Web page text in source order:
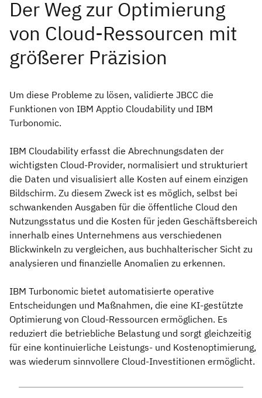
Um diese Probleme zu lösen, validierte JBCC die
Funktionen von IBM Apptio Cloudability und IBM
Turbonomic.
IBM Cloudability erfasst die Abrechnungsdaten der
wichtigsten Cloud-Provider, normalisiert und strukturiert
die Daten und visualisiert alle Kosten auf einem einzigen
Bildschirm. Zu diesem Zweck ist es möglich, selbst bei
schwankenden Ausgaben für die öffentliche Cloud den
Nutzungsstatus und die Kosten für jeden Geschäftsbereich
innerhalb eines Unternehmens aus verschiedenen
Blickwinkeln zu vergleichen, aus buchhalterischer Sicht zu
analysieren und finanzielle Anomalien zu erkennen.
IBM Turbonomic bietet automatisierte operative
Entscheidungen und Maßnahmen, die eine KI-gestützte
Optimierung von Cloud-Ressourcen ermöglichen. Es
reduziert die betriebliche Belastung und sorgt gleichzeitig
für eine kontinuierliche Leistungs- und Kostenoptimierung,
was wiederum sinnvollere Cloud-Investitionen ermöglicht.